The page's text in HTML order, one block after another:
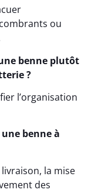
ou
benne plutôt
?
l’organisation
benne à
la mise
des